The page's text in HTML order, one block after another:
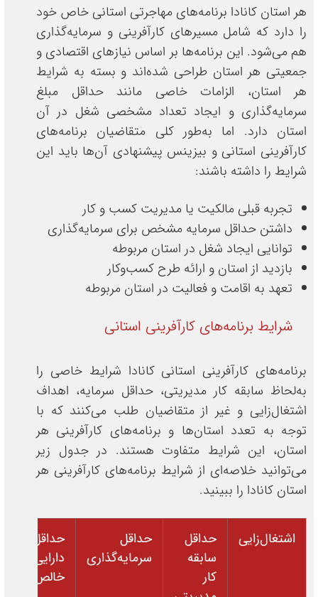
هر استان کانادا برنامه‌های مهاجرتی استانی خاص خود
را دارد که شامل مسیرهای کارآفرینی و سرمایه‌گذاری
هم می‌شود. این برنامه‌ها بر اساس نیازهای اقتصادی و
جمعیتی هر استان طراحی شده‌اند و بسته به شرایط
هر استان، الزامات خاصی مانند حداقل مبلغ
سرمایه‌گذاری و ایجاد تعداد مشخصی شغل در آن
استان دارد. اما به‌طور کلی متقاضیان برنامه‌های
کارآفرینی استانی و بیزینس پیشنهادی آن‌ها باید این
شرایط را داشته باشند:
تجربه قبلی مالکیت یا مدیریت کسب و کار
داشتن حداقل سرمایه مشخص برای سرمایه‌گذاری
توانایی ایجاد شغل در استان مربوطه
بازدید از استان و ارائه طرح کسب‌وکار
تعهد به اقامت و فعالیت در استان مربوطه
شرایط برنامه‌های کارآفرینی استانی
برنامه‌های کارآفرینی استانی کانادا شرایط خاصی را
به‌لحاظ سابقه کار مدیریتی، حداقل سرمایه، اهداف
اشتغال‌زایی و غیر از متقاضیان طلب می‌کنند که با
توجه به تعدد استان‌ها و برنامه‌های کارآفرینی هر
استان، این شرایط متفاوت هستند. در جدول زیر
می‌توانید خلاصه‌ای از شرایط برنامه‌های کارآفرینی هر
استان کانادا را ببینید.
اشتغال‌زایی
حداقل
سابقه
کار
حداقل
سرمایه‌گذاری
حداقل
دارایی
خالص